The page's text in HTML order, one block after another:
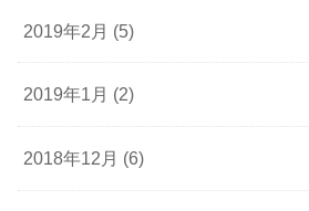
2019年2月 (5)
2019年1月 (2)
2018年12月 (6)